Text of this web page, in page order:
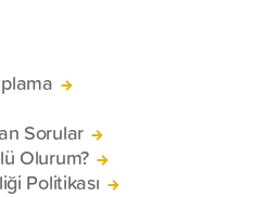
Sorular
Olurum?
Politikası